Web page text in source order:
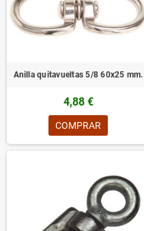
Anilla quitavueltas 5/8 60x25 mm.
4,88 €
COMPRAR